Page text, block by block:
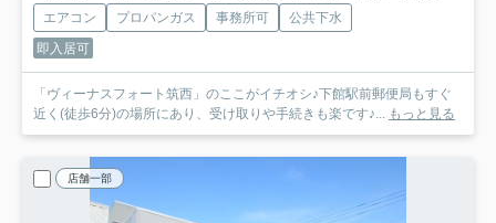
エアコン プロパンガス 事務所可
公共下水
即入居可
「ヴィーナスフォート筑西」のここがイチオシ♪下館駅前郵便局もすぐ
近く(徒歩6分)の場所にあり、受け取りや手続きも楽です♪... もっと見る
店舗一部